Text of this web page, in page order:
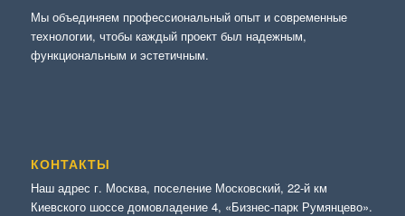
Мы объединяем профессиональный опыт и современные
технологии, чтобы каждый проект был надежным,
функциональным и эстетичным.
КОНТАКТЫ
Наш адрес г. Москва, поселение Московский, 22-й км
Киевского шоссе домовладение 4, «Бизнес-парк Румянцево».